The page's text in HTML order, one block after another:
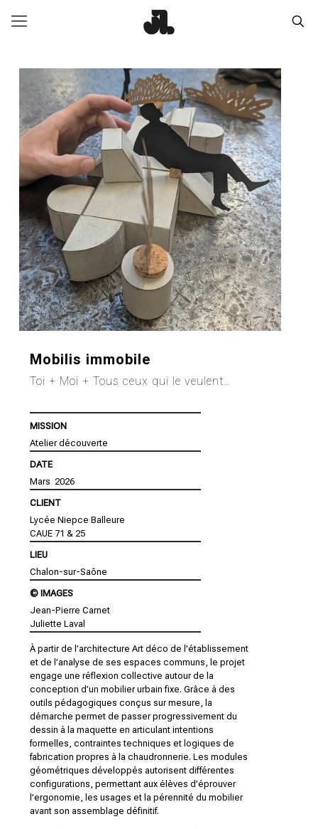
Mobilis immobile
Toi + Moi + Tous ceux qui le veulent…
MISSION
Atelier découverte
DATE
Mars 2026
CLIENT
Lycée Niepce Balleure
CAUE 71 & 25
LIEU
Chalon-sur-Saône
© IMAGES
Jean-Pierre Carnet
Juliette Laval
À partir de l’architecture Art déco de l’établissement
et de l’analyse de ses espaces communs, le projet
engage une réflexion collective autour de la
conception d’un mobilier urbain fixe. Grâce à des
outils pédagogiques conçus sur mesure, la
démarche permet de passer progressivement du
dessin à la maquette en articulant intentions
formelles, contraintes techniques et logiques de
fabrication propres à la chaudronnerie. Les modules
géométriques développés autorisent différentes
configurations, permettant aux élèves d’éprouver
l’ergonomie, les usages et la pérennité du mobilier
avant son assemblage définitif.